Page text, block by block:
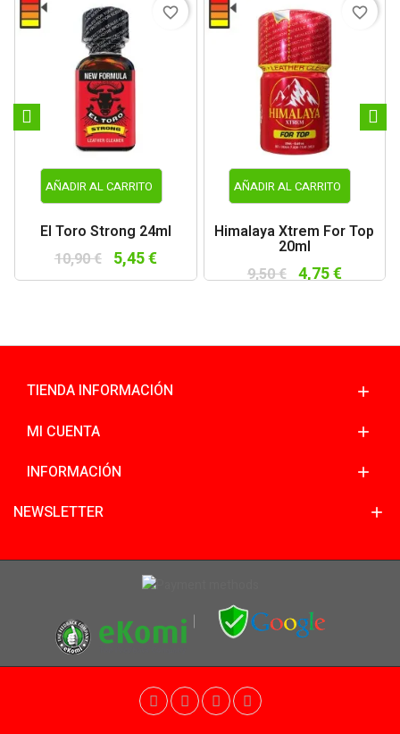
AÑADIR AL CARRITO
El Toro Strong 24ml
10,90 € 5,45 €
favorite_border
AÑADIR AL CARRITO
Himalaya Xtrem For Top
20ml
9,50 € 4,75 €
favorite_border
TIENDA INFORMACIÓN
MI CUENTA
INFORMACIÓN
NEWSLETTER